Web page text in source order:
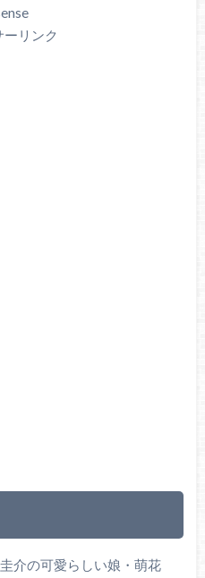
ーリンク
介の可愛らしい娘・萌花